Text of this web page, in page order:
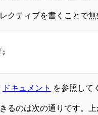
クティブを書くことで無
ドキュメント を参照して
るのは次の通りです。